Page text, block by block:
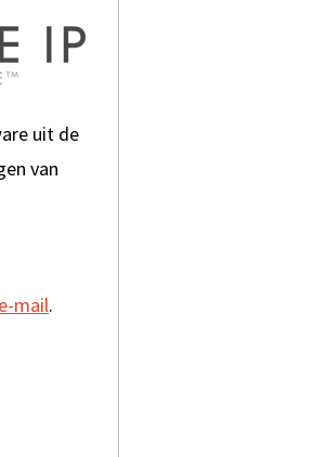
uit de
van
mail.